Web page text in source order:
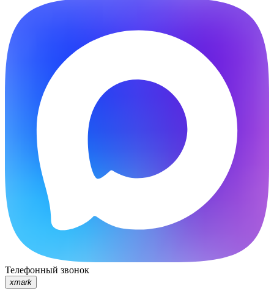
Телефонный звонок
xmark